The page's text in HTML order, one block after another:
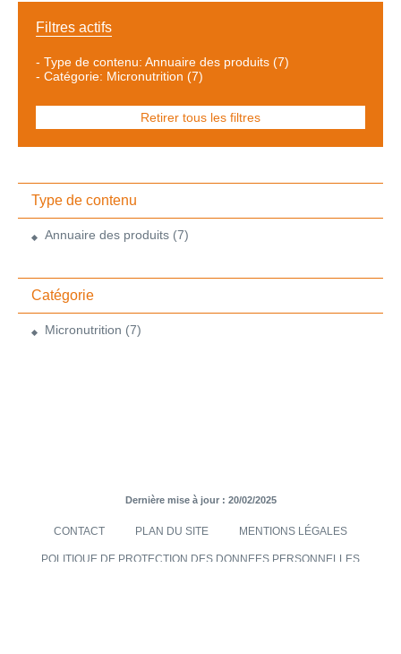
Filtres actifs
- Type de contenu: Annuaire des produits (7)
- Catégorie: Micronutrition (7)
Retirer tous les filtres
Type de contenu
Annuaire des produits (7)
Catégorie
Micronutrition (7)
Dernière mise à jour : 20/02/2025
CONTACT PLAN DU SITE MENTIONS LÉGALES
POLITIQUE DE PROTECTION DES DONNEES PERSONNELLES